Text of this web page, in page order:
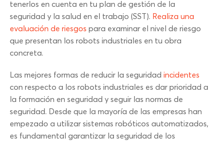
tenerlos en cuenta en tu plan de gestión de la
seguridad y la salud en el trabajo (SST). Realiza una
evaluación de riesgos para examinar el nivel de riesgo
que presentan los robots industriales en tu obra
concreta.
Las mejores formas de reducir la seguridad incidentes
con respecto a los robots industriales es dar prioridad a
la formación en seguridad y seguir las normas de
seguridad. Desde que la mayoría de las empresas han
empezado a utilizar sistemas robóticos automatizados,
es fundamental garantizar la seguridad de los